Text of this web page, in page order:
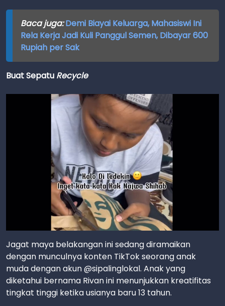
Baca juga:Demi Biayai Keluarga, Mahasiswi Ini
Rela Kerja Jadi Kuli Panggul Semen, Dibayar 600
Rupiah per Sak
Buat Sepatu Recycle
Jagat maya belakangan ini sedang diramaikan
dengan munculnya konten TikTok seorang anak
muda dengan akun @sipalinglokal. Anak yang
diketahui bernama Rivan ini menunjukkan kreatifitas
tingkat tinggi ketika usianya baru 13 tahun.